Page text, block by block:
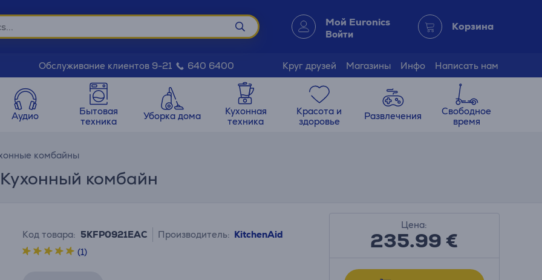
Мой Euronics
Войти
Корзина
Обслуживание клиентов 9-21 640 6400 Круг друзей Магазины Инфо Написать нам
Аудио
Бытовая
техника
Уборка дома
Кухонная
техника
Красота и
здоровье
Развлечения
Свободное
время
комбайны
комбайн
Код товара: 5KFP0921EAC Производитель: KitchenAid
(1)
Цена:
235.99€